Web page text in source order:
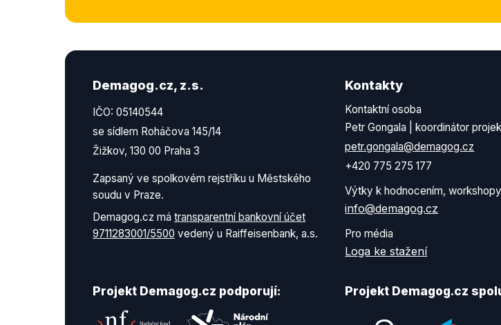
Demagog.cz, z.s.
IČO: 05140544
se sídlem Roháčova 145/14
Žižkov, 130 00 Praha 3
Zapsaný ve spolkovém rejstříku u Městského
soudu v Praze.
Demagog.cz má transparentní bankovní účet
9711283001/5500 vedený u Raiffeisenbank, a.s.
Kontakty
Kontaktní osoba
Petr Gongala | koordinátor
petr.gongala@demagog.cz
+420 775 275 177
Výtky k hodnocením,
info@demagog.cz
Pro média
Loga ke stažení
Projekt Demagog.cz podporují: Projekt Demagog.cz